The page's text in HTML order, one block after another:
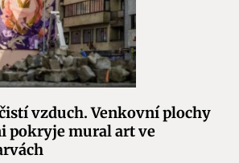
vzduch. Venkovní plochy
pokryje mural art ve